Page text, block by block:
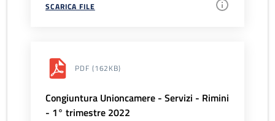
SCARICA FILE
PDF (162KB)
Congiuntura Unioncamere - Servizi - Rimini
- 1° trimestre 2022